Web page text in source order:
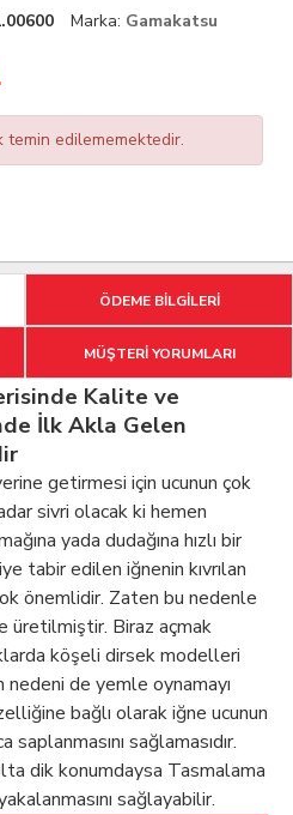
Marka: Gamakatsu
temin edilememektedir.
ÖDEME BİLGİLERİ
MÜŞTERİ YORUMLARI
Kalite ve
İlk Akla Gelen
getirmesi için ucunun çok
sivri olacak ki hemen
yada dudağına hızlı bir
tabir edilen iğnenin kıvrılan
önemlidir. Zaten bu nedenle
üretilmiştir. Biraz açmak
köşeli dirsek modelleri
nedeni de yemle oynamayı
bağlı olarak iğne ucunun
sağlamasıdır.
dik konumdaysa Tasmalama
sağlayabilir.